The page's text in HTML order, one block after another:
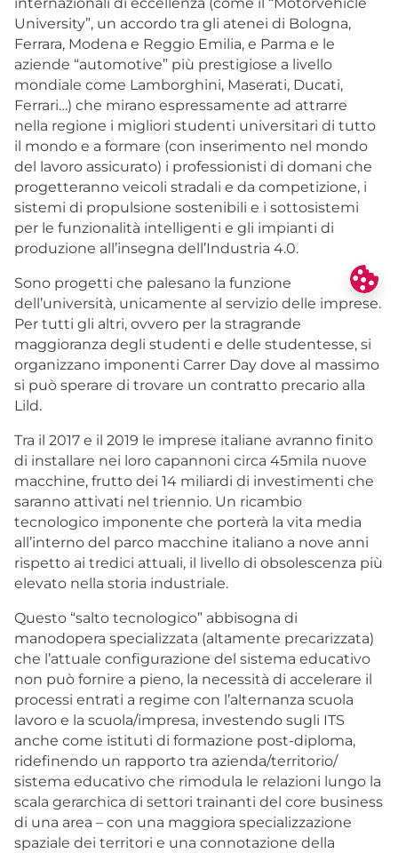
University”, un accordo tra gli atenei di Bologna,
Ferrara, Modena e Reggio Emilia, e Parma e le
aziende “automotive” più prestigiose a livello
mondiale come Lamborghini, Maserati, Ducati,
Ferrari…) che mirano espressamente ad attrarre
nella regione i migliori studenti universitari di tutto
il mondo e a formare (con inserimento nel mondo
del lavoro assicurato) i professionisti di domani che
progetteranno veicoli stradali e da competizione, i
sistemi di propulsione sostenibili e i sottosistemi
per le funzionalità intelligenti e gli impianti di
produzione all’insegna dell’Industria 4.0.
Sono progetti che palesano la funzione
dell’università, unicamente al servizio delle imprese.
Per tutti gli altri, ovvero per la stragrande
maggioranza degli studenti e delle studentesse, si
organizzano imponenti Carrer Day dove al massimo
si può sperare di trovare un contratto precario alla
Lild.
Tra il 2017 e il 2019 le imprese italiane avranno finito
di installare nei loro capannoni circa 45mila nuove
macchine, frutto dei 14 miliardi di investimenti che
saranno attivati nel triennio. Un ricambio
tecnologico imponente che porterà la vita media
all’interno del parco macchine italiano a nove anni
rispetto ai tredici attuali, il livello di obsolescenza più
elevato nella storia industriale.
Questo “salto tecnologico” abbisogna di
manodopera specializzata (altamente precarizzata)
che l’attuale configurazione del sistema educativo
non può fornire a pieno, la necessità di accelerare il
processi entrati a regime con l’alternanza scuola
lavoro e la scuola/impresa, investendo sugli ITS
anche come istituti di formazione post-diploma,
ridefinendo un rapporto tra azienda/territorio/
sistema educativo che rimodula le relazioni lungo la
scala gerarchica di settori trainanti del core business
di una area – con una maggiora specializzazione
spaziale dei territori e una connotazione della